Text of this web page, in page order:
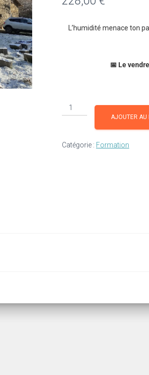
L’humidité menace ton
📅 Le
quantité
de
le
AJOUTER AU
Catégorie : Formation